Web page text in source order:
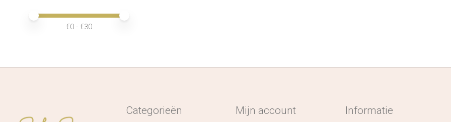
Minimale prijswaarde
Price maximum value
€0 - €30
Categorieën Mijn account Informatie